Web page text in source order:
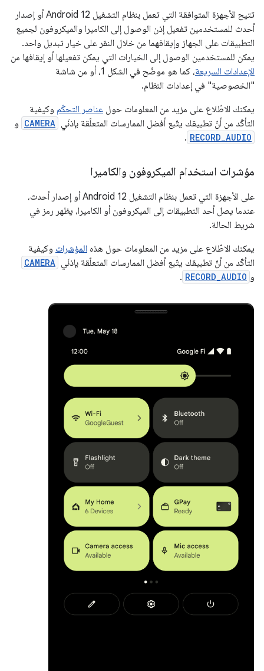
تتيح الأجهزة المتوافقة التي تعمل بنظام التشغيل Android 12 أو إصدار
أحدث للمستخدمين تفعيل إذن الوصول إلى الكاميرا والميكروفون لجميع
التطبيقات على الجهاز وإيقافهما من خلال النقر على خيار تبديل واحد.
يمكن للمستخدمين الوصول إلى الخيارات التي يمكن تفعيلها أو إيقافها من
الإعدادات السريعة
، كما هو موضّح في الشكل 1، أو من شاشة
"الخصوصية" في إعدادات النظام.
يمكنك الاطّلاع على مزيد من المعلومات حول عناصر التحكّم وكيفية
التأكّد من أنّ تطبيقك يتّبع أفضل الممارسات المتعلّقة بإذنَي CAMERA و
RECORD_AUDIO
.
مؤشرات استخدام الميكروفون والكاميرا
على الأجهزة التي تعمل بنظام التشغيل Android 12 أو إصدار أحدث،
عندما يصل أحد التطبيقات إلى الميكروفون أو الكاميرا، يظهر رمز في
شريط الحالة.
يمكنك الاطّلاع على مزيد من المعلومات حول هذه المؤشرات وكيفية
التأكّد من أنّ تطبيقك يتّبع أفضل الممارسات المتعلّقة بإذنَي CAMERA
و RECORD_AUDIO
.